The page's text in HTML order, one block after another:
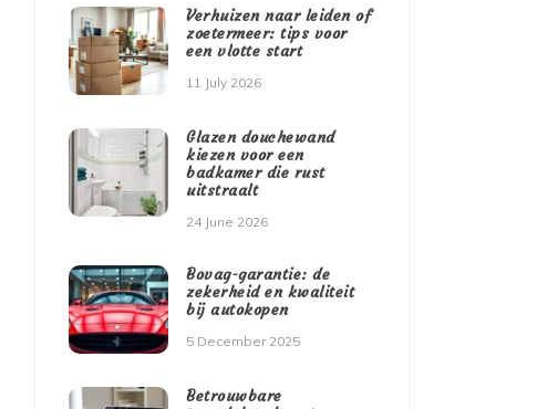
Verhuizen naar leiden of
zoetermeer: tips voor
een vlotte start
11 July 2026
Glazen douchewand
kiezen voor een
badkamer die rust
uitstraalt
24 June 2026
Bovag-garantie: de
zekerheid en kwaliteit
bij autokopen
5 December 2025
Betrouwbare